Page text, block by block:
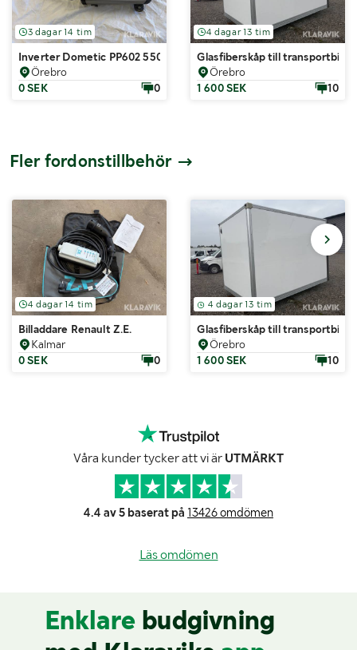
3 dagar 14 tim
Inverter Dometic PP602 550 W
Örebro
0 SEK
0
4 dagar 13 tim
Glasfiberskåp till transportbil
Örebro
1 600 SEK
10
Fler fordonstillbehör
4 dagar 14 tim
Billaddare Renault Z.E.
Kalmar
0 SEK
0
4 dagar 13 tim
Glasfiberskåp till transportbil
Örebro
1 600 SEK
10
Våra kunder tycker att vi är UTMÄRKT
4.4 av 5 baserat på 13426 omdömen
Läs omdömen
Enklare budgivning